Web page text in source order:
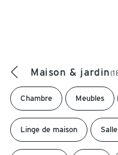
Maison & jardin
Chambre Meubles
Linge de maison